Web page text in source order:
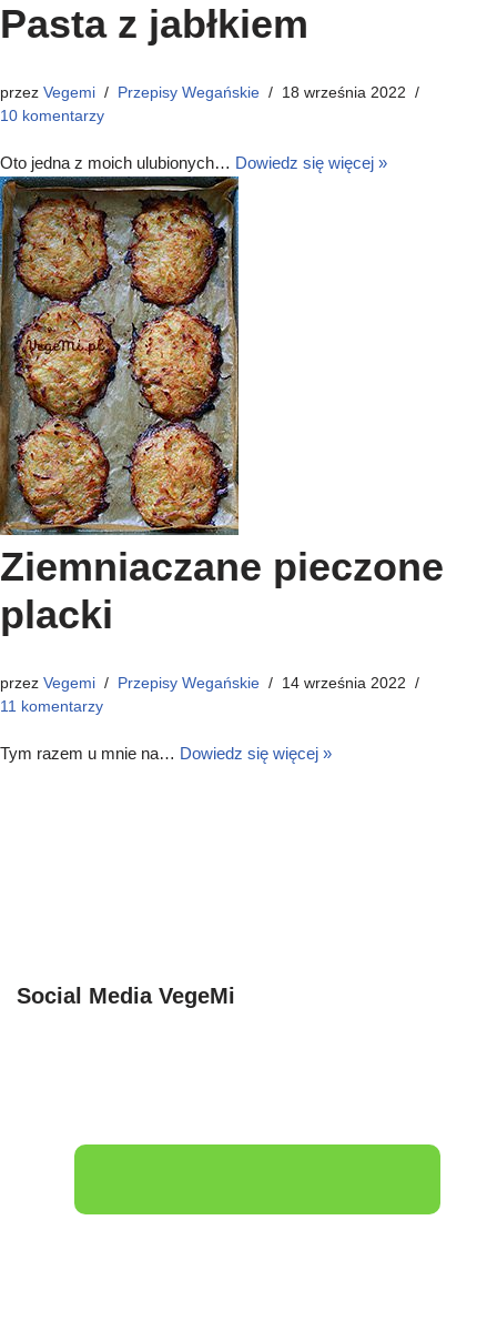
Pasta z jabłkiem
przez Vegemi Przepisy Wegańskie
18 września 2022
10 komentarzy
Oto jedna z moich ulubionych… Dowiedz się więcej »
Ziemniaczane pieczone
placki
przez Vegemi Przepisy Wegańskie
14 września 2022
11 komentarzy
Tym razem u mnie na… Dowiedz się więcej »
Social Media VegeMi